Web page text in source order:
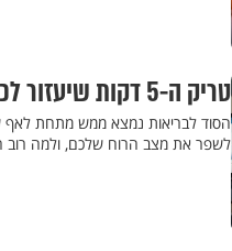
טריק ה-5 דקות שיעזור לכם להישאר בכושר גם בקיץ העמוס
לשפר את מצב הרוח שלכם, ולמה רוב